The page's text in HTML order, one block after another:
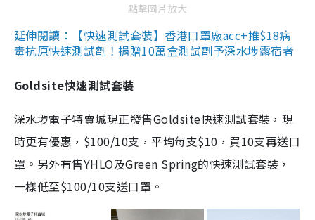
點擊圖片放大
延伸閱讀：【快速測試套裝】香港口罩廠acc+推$18病
毒抗原快速測試劑！捐贈10萬盒測試劑予深水埗露宿者
Goldsite快速測試套裝
深水埗電子特賣城現正發售Goldsite快速測試套裝，現
時更有優惠，$100/10支，平均每支$10，買10支再送口
罩。另外有售YHLO及Green Spring的快速測試套裝，
一樣低至$100/10支送口罩。